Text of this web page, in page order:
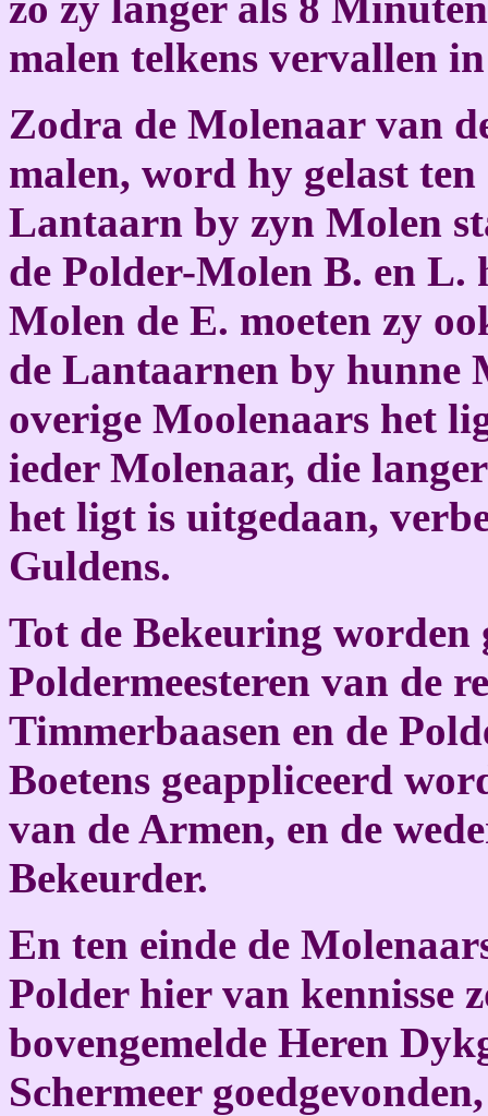
malen telkens vervallen
Zodra de Molenaar van
malen, word hy gelast
Lantaarn by zyn Molen
de Polder-Molen B. en L.
Molen de E. moeten zy
de Lantaarnen by hunne
overige Moolenaars het
ieder Molenaar, die
het ligt is uitgedaan,
Guldens.
Tot de Bekeuring worden
Poldermeesteren van de
Timmerbaasen en de
Boetens geappliceerd
van de Armen, en de
Bekeurder.
En ten einde de
Polder hier van kennisse
bovengemelde Heren
Schermeer